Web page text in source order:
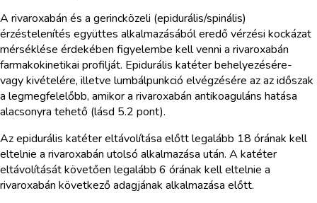
A rivaroxabán és a gerincközeli (epidurális/spinális)
érzéstelenítés együttes alkalmazásából eredő vérzési kockázat
mérséklése érdekében figyelembe kell venni a rivaroxabán
farmakokinetikai profilját. Epidurális katéter behelyezésére-
vagy kivételére, illetve lumbálpunkció elvégzésére az az időszak
a legmegfelelőbb, amikor a rivaroxabán antikoaguláns hatása
alacsonyra tehető (lásd 5.2 pont).
Az epidurális katéter eltávolítása előtt legalább 18 órának kell
eltelnie a rivaroxabán utolsó alkalmazása után. A katéter
eltávolítását követően legalább 6 órának kell eltelnie a
rivaroxabán következő adagjának alkalmazása előtt.